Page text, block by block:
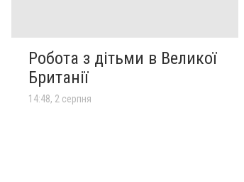
Робота з дітьми в Великої
Британії
14:48, 2 серпня